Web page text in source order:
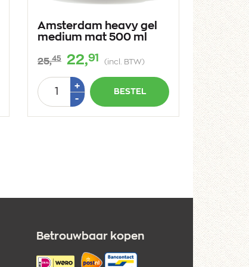
Amsterdam heavy gel
medium mat 500 ml
25,45 22,91 (incl. BTW)
Aantal +Plus
-Min
BESTEL
Betrouwbaar kopen